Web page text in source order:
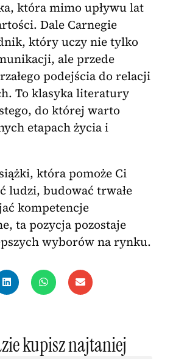
która mimo upływu lat
Dale Carnegie
który uczy nie tylko
ale przede
podejścia do relacji
To klasyka literatury
do której warto
etapach życia i
która pomoże Ci
ludzi, budować trwałe
kompetencje
ta pozycja pozostaje
wyborów na rynku.
kupisz najtaniej